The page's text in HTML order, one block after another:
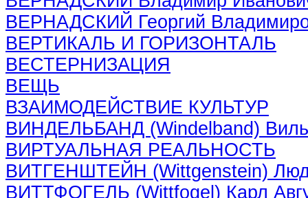
ВЕРНАДСКИЙ Георгий
ВЕРТИКАЛЬ И ГОРИЗОНТАЛЬ
ВЕСТЕРНИЗАЦИЯ
ВЕЩЬ
ВЗАИМОДЕЙСТВИЕ КУЛЬТУР
ВИНДЕЛЬБАНД (Windelband)
ВИРТУАЛЬНАЯ РЕАЛЬНОСТЬ
ВИТГЕНШТЕЙН (Wittgenstein)
ВИТТФОГЕЛЬ (Wittfogel) Карл